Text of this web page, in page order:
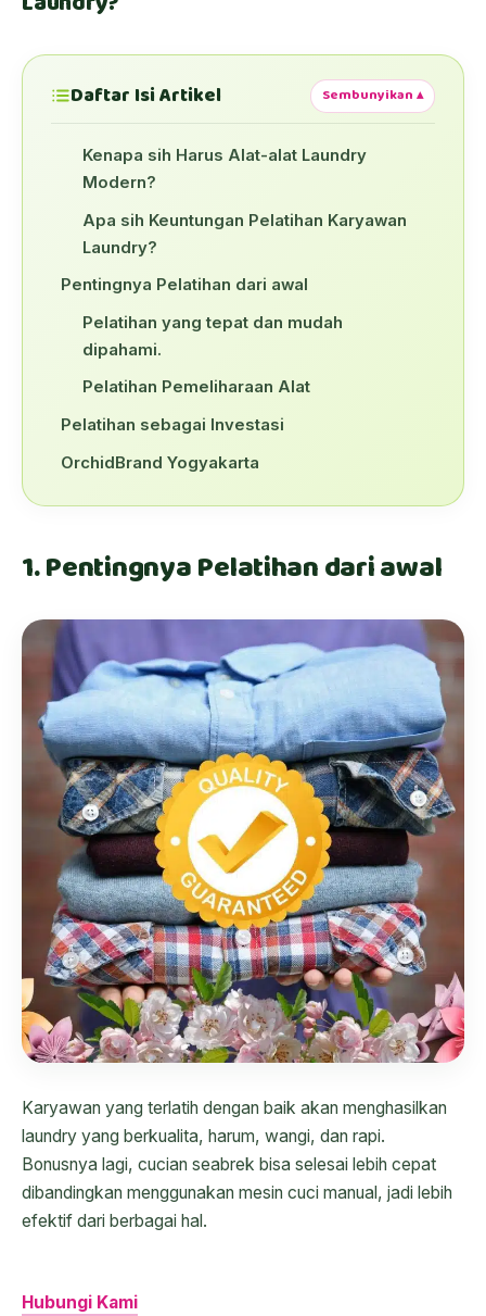
Daftar Isi Artikel Sembunyikan ▴
Kenapa sih Harus Alat-alat Laundry
Modern?
Apa sih Keuntungan Pelatihan Karyawan
Laundry?
Pentingnya Pelatihan dari awal
Pelatihan yang tepat dan mudah
dipahami.
Pelatihan Pemeliharaan Alat
Pelatihan sebagai Investasi
OrchidBrand Yogyakarta
1. Pentingnya Pelatihan dari awal
Karyawan yang terlatih dengan baik akan menghasilkan
laundry yang berkualita, harum, wangi, dan rapi.
Bonusnya lagi, cucian seabrek bisa selesai lebih cepat
dibandingkan menggunakan mesin cuci manual, jadi lebih
efektif dari berbagai hal.
Hubungi Kami